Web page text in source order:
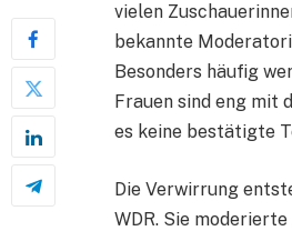
vielen
bekannte
Besonders häufig
Frauen sind eng mit
es keine bestätigte
Die Verwirrung
WDR. Sie